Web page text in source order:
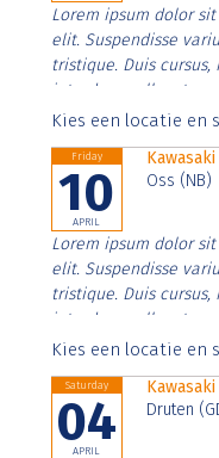
Lorem ipsum dolor
elit. Suspendisse
tristique. Duis
interdum nulla, ut
Aenean faucibus
Kies een locatie
Friday
10
APRIL
Oss (NB)
Lorem ipsum dolor
elit. Suspendisse
tristique. Duis
interdum nulla, ut
Aenean faucibus
Kies een locatie
Saturday
04
APRIL
Druten